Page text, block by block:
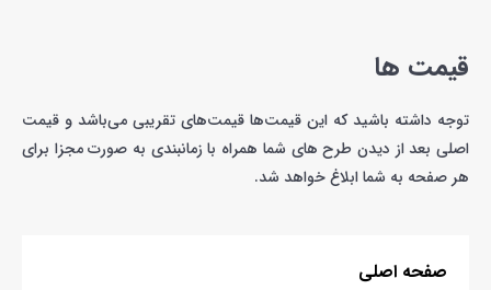
قیمت ها
توجه داشته باشید که این قیمت‌ها قیمت‌های تقریبی می‌باشد و قیمت
اصلی بعد از دیدن طرح های شما همراه با زمانبندی به صورت مجزا برای
هر صفحه به شما ابلاغ خواهد شد.
صفحه اصلی